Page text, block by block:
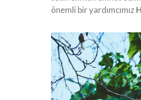
önemli bir yardımcımız